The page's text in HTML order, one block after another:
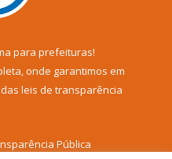
para prefeituras!
onde garantimos em
leis de transparência
Pública